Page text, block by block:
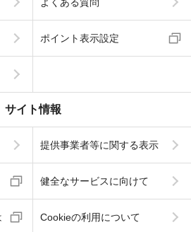
ポイント表示設定
サイト情報
提供事業者等に関する表示
健全なサービスに向けて
Cookieの利用について